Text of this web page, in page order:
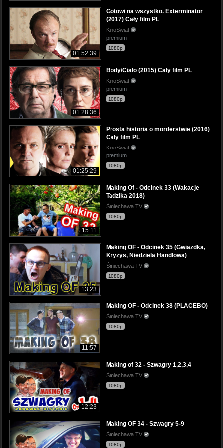
01:52:39
Gotowi na wszystko. Exterminator
(2017) Cały film PL
KinoSwiat
premium
1080p
01:28:36
Body/Ciało (2015) Cały film PL
KinoSwiat
premium
1080p
01:25:29
Prosta historia o morderstwie (2016)
Cały film PL
KinoSwiat
premium
1080p
15:11
Making Of - Odcinek 33 (Wakacje
Tadzika 2018)
Śmiechawa TV
1080p
13:23
Making OF - Odcinek 35 (Gwiazdka,
Kryzys, Niedziela Handlowa)
Śmiechawa TV
1080p
11:57
Making OF - Odcinek 38 (PLACEBO)
Śmiechawa TV
1080p
12:23
Making of 32 - Szwagry 1,2,3,4
Śmiechawa TV
1080p
Making OF 34 - Szwagry 5-9
Śmiechawa TV
1080p